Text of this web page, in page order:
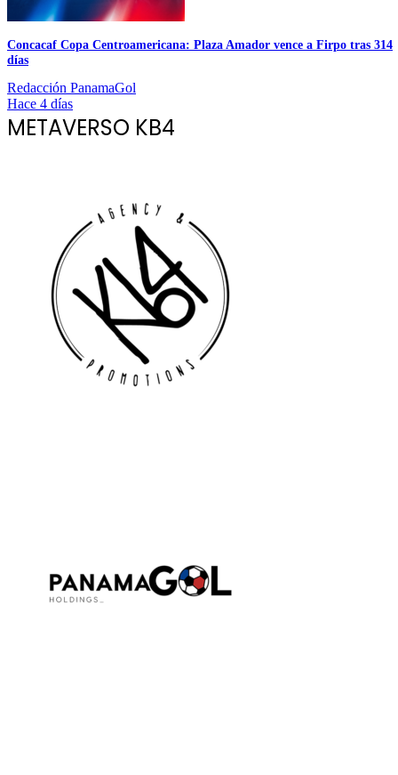
Concacaf Copa Centroamericana: Plaza Amador vence a Firpo tras 314
días
Redacción PanamaGol
Hace 4 días
METAVERSO KB4